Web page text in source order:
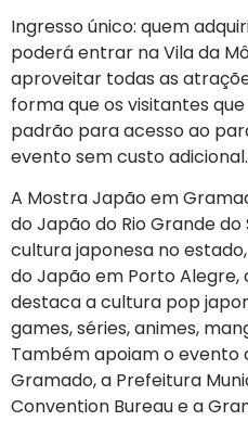
Ingresso único: quem
poderá entrar na Vila da
aproveitar todas as
forma que os visitantes
padrão para acesso ao
evento sem custo adicional.
A Mostra Japão em
do Japão do Rio Grande
cultura japonesa no
do Japão em Porto Alegre,
destaca a cultura pop
games, séries, animes,
Também apoiam o evento
Gramado, a Prefeitura
Convention Bureau e a